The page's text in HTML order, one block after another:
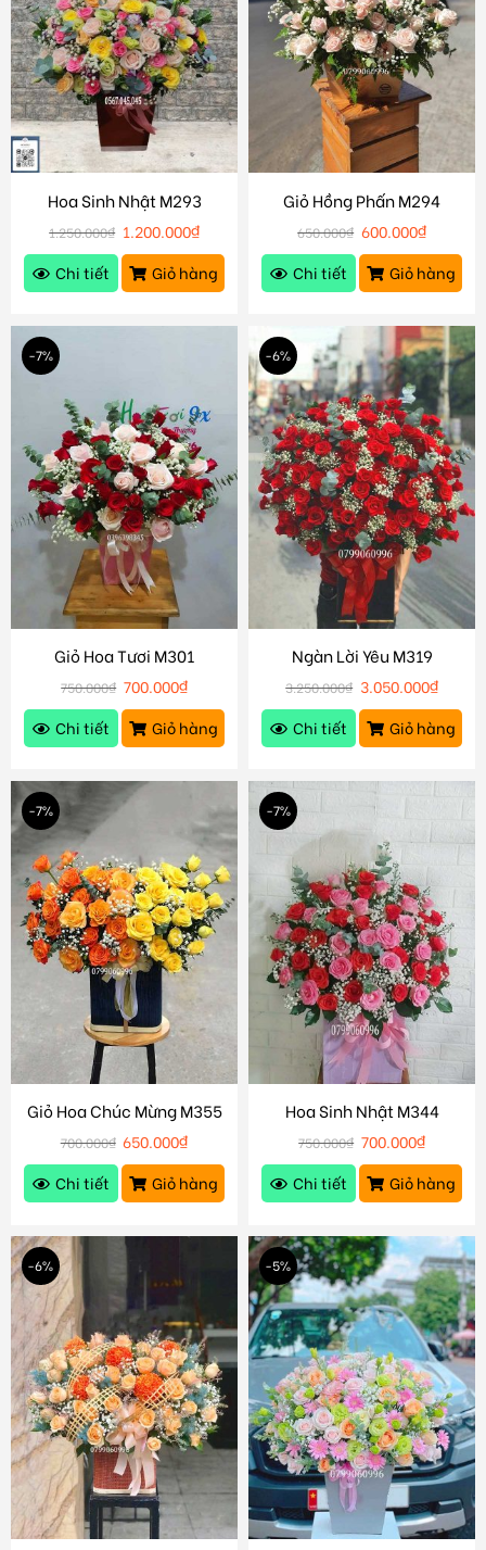
Hoa Sinh Nhật M293
1.250.000₫ 1.200.000₫
Chi tiết
Giỏ hàng
Giỏ Hồng Phấn M294
650.000₫ 600.000₫
Chi tiết
Giỏ hàng
-7%
Giỏ Hoa Tươi M301
750.000₫ 700.000₫
Chi tiết
Giỏ hàng
-6%
Ngàn Lời Yêu M319
3.250.000₫ 3.050.000₫
Chi tiết
Giỏ hàng
-7%
Giỏ Hoa Chúc Mừng M355
700.000₫ 650.000₫
Chi tiết
Giỏ hàng
-7%
Hoa Sinh Nhật M344
750.000₫ 700.000₫
Chi tiết
Giỏ hàng
-6% -5%